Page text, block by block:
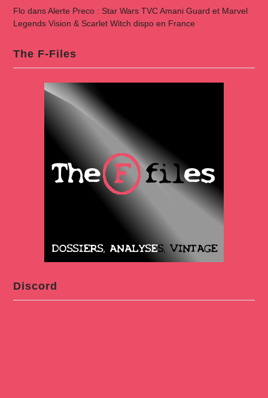
FlodansAlerte Preco : Star Wars TVC Amani Guard et Marvel
Legends Vision & Scarlet Witch dispo en France
The F-Files
Discord